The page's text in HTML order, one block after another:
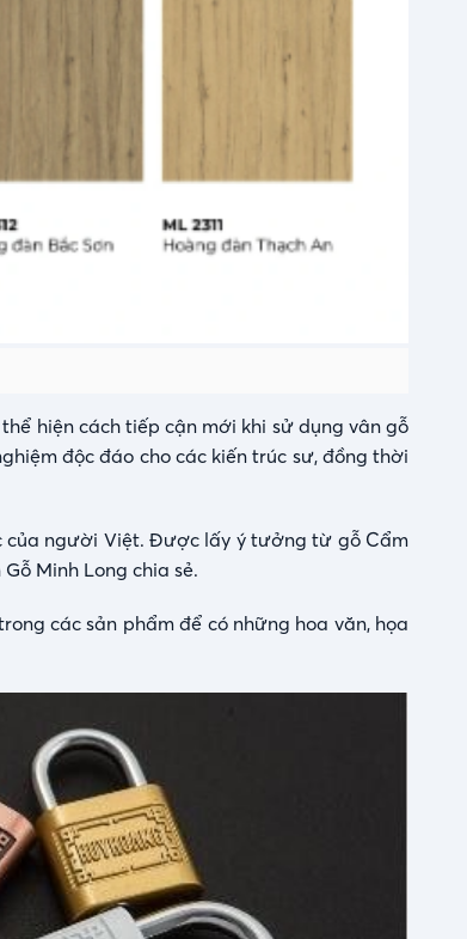
thể hiện cách tiếp cận mới khi sử dụng vân gỗ
độc đáo cho các kiến trúc sư, đồng thời
của người Việt. Được lấy ý tưởng từ gỗ Cẩm
Minh Long chia sẻ.
các sản phẩm để có những hoa văn, họa